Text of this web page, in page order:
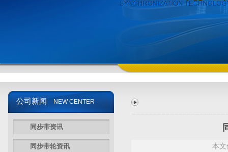
公司新闻 NEW CENTER
同步带资讯
同步带轮资讯 本